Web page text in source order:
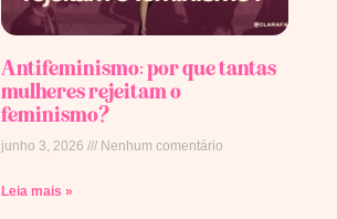
Antifeminismo: por que tantas
mulheres rejeitam o
feminismo?
junho 3, 2026 Nenhum comentário
Leia mais »